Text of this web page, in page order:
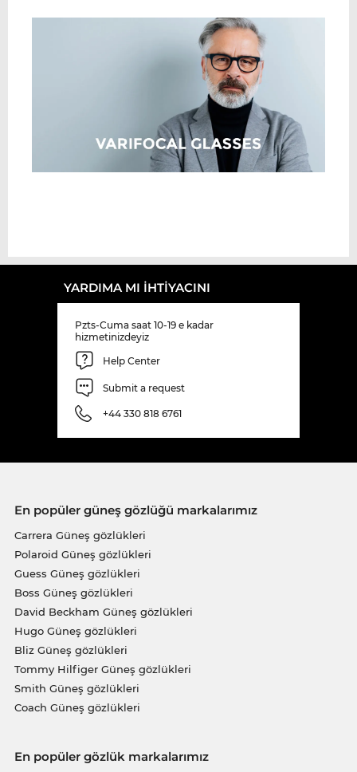
YARDIMA MI IHTIYACINI
Pzts-Cuma saat 10-19 e kadar
hizmetinizdeyiz
Help Center
Submit a request
+44 330 818 6761
En popüler güneş gözlüğü markalarımız
Carrera Güneş gözlükleri
Polaroid Güneş gözlükleri
Guess Güneş gözlükleri
Boss Güneş gözlükleri
David Beckham Güneş gözlükleri
Hugo Güneş gözlükleri
Bliz Güneş gözlükleri
Tommy Hilfiger Güneş gözlükleri
Smith Güneş gözlükleri
Coach Güneş gözlükleri
En popüler gözlük markalarımız